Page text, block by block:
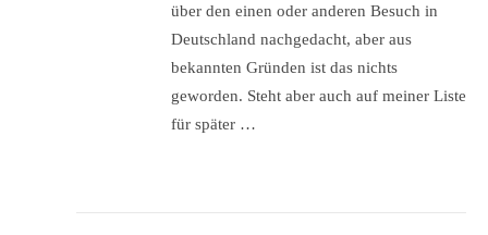
über den einen oder anderen Besuch in
Deutschland nachgedacht, aber aus
bekannten Gründen ist das nichts
geworden. Steht aber auch auf meiner Liste
für später …